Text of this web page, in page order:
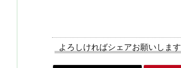
よろしければシェアお願いします